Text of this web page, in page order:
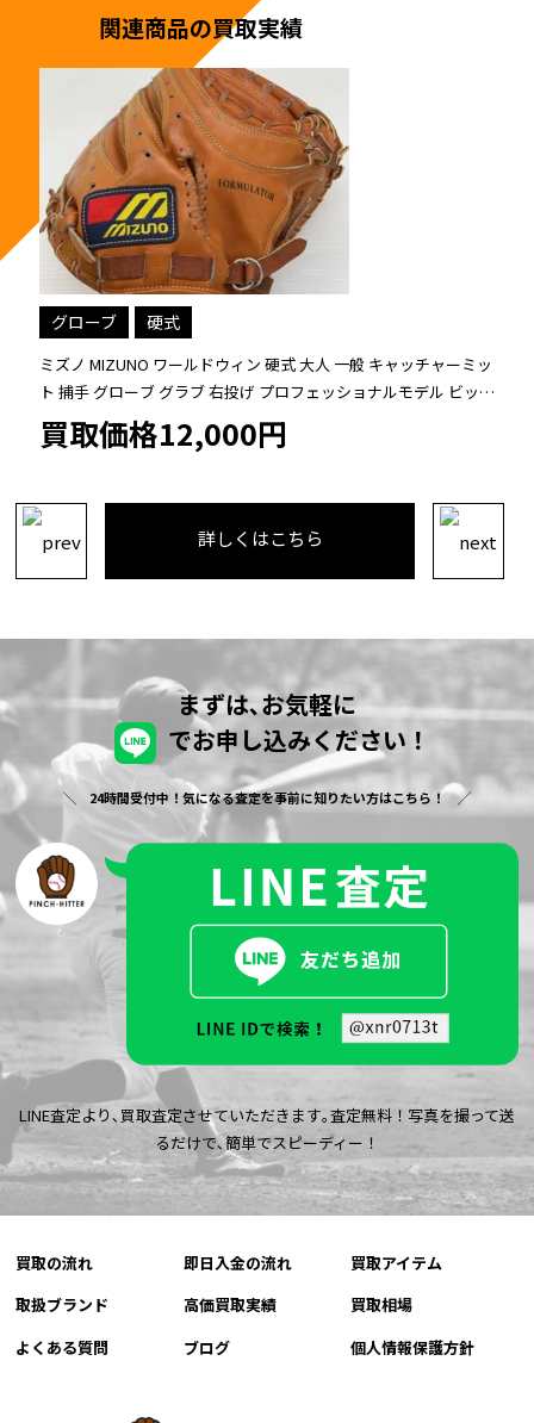
関連商品の買取実績
グローブ 硬式
ミズノ MIZUNO ワールドウィン 硬式 大人 一般 キャッチャーミッ
ト 捕手 グローブ グラブ 右投げ プロフェッショナルモデル ビッグ
M 中古品 野球
買取価格12,000円
詳しくはこちら
まずは､お気軽に
でお申し込みください！
24時間受付中！気になる査定を事前に知りたい方はこちら！
LINE査定より､買取査定させていただきます｡査定無料！写真を撮って送
るだけで､簡単でスピーディー！
買取の流れ 即日入金の流れ
買取アイテム
取扱ブランド
高価買取実績
買取相場
よくある質問
ブログ 個人情報保護方針